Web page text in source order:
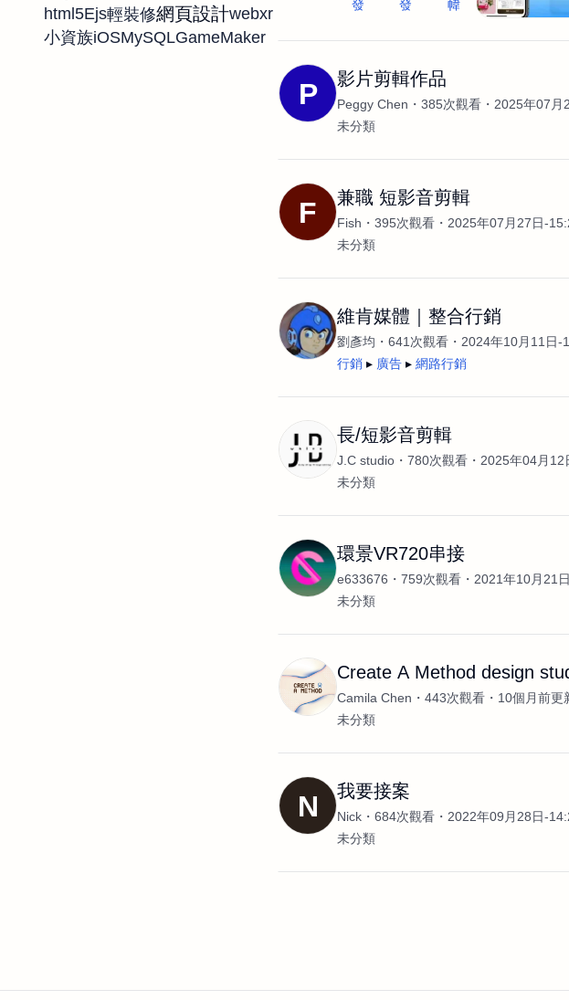
html5Ejs輕裝修網頁設計webxr
小資族iOSMySQLGameMaker
發
發
幃
P 影片剪輯作品
Peggy Chen 385次觀看
2025年07月
未分類
F 兼職 短影音剪輯
Fish 395次觀看
2025年07月27日-
未分類
維肯媒體｜整合行銷
劉彥均 641次觀看
2024年10月11日-
行銷
廣告 網路行銷
長/短影音剪輯
J.C studio 780次觀看
2025年04月12
未分類
環景VR720串接
e633676 759次觀看
2021年10月21
未分類
Create A Method design
Camila Chen 443次觀看
10個月前更
未分類
N 我要接案
Nick 684次觀看
2022年09月28日-
未分類